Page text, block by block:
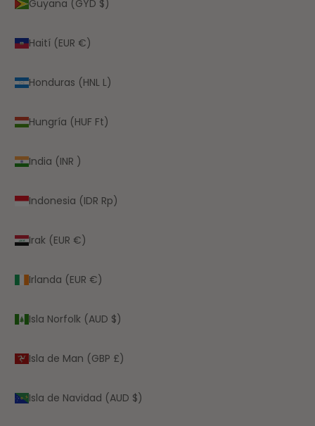
Guyana (GYD $)
Haití (EUR €)
Honduras (HNL L)
Hungría (HUF Ft)
India (INR ₹)
Indonesia (IDR Rp)
Irak (EUR €)
Irlanda (EUR €)
Isla Norfolk (AUD $)
Isla de Man (GBP £)
Isla de Navidad (AUD $)